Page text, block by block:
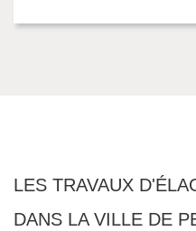
LES TRAVAUX
DANS LA VILLE DE